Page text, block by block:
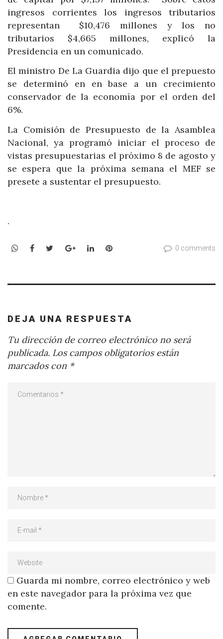
ingresos corrientes los ingresos tributarios
representan $10,476 millones y los no
tributarios $4,665 millones, explicó la
Presidencia en un comunicado.
El ministro De La Guardia dijo que el prepuesto
se determinó en en base a un crecimiento
conservador de la economía por el orden del
6%.
La Comisión de Presupuesto de la Asamblea
Nacional, ya programó iniciar el proceso de
vistas presupuestarias el próximo 8 de agosto y
se espera que la próxima semana el MEF se
presete a sustentar el presupuesto.
.
WhatsApp
Facebook
TwitterGoogle+LinkedInPinterest 0 comments
DEJA UNA RESPUESTA
Tu dirección de correo electrónico no será
publicada. Los campos obligatorios están
marcados con *
Guarda mi nombre, correo electrónico y web
en este navegador para la próxima vez que
comente.